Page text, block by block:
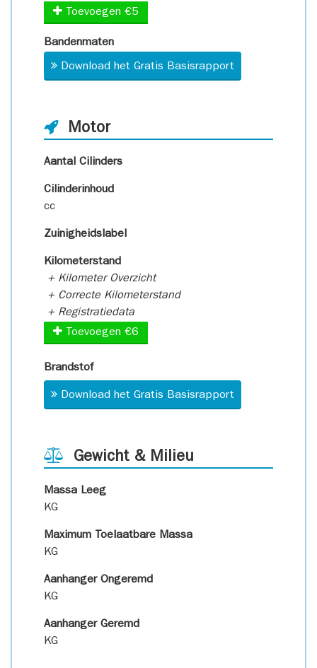
Toevoegen €5
Bandenmaten
Download het Gratis Basisrapport
Motor
Aantal Cilinders
Cilinderinhoud
cc
Zuinigheidslabel
Kilometerstand
+ Kilometer Overzicht
+ Correcte Kilometerstand
+ Registratiedata
Toevoegen €6
Brandstof
Download het Gratis Basisrapport
Gewicht & Milieu
Massa Leeg
KG
Maximum Toelaatbare Massa
KG
Aanhanger Ongeremd
KG
Aanhanger Geremd
KG